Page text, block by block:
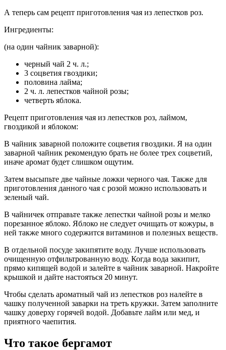
А теперь сам рецепт приготовления чая из лепестков роз.
Ингредиенты:
(на один чайник заварной):
черный чай 2 ч. л.;
3 соцветия гвоздики;
половина лайма;
2 ч. л. лепестков чайной розы;
четверть яблока.
Рецепт приготовления чая из лепестков роз, лаймом,
гвоздикой и яблоком:
В чайник заварной положите соцветия гвоздики. Я на один
заварной чайник рекомендую брать не более трех соцветий,
иначе аромат будет слишком ощутим.
Затем высыпьте две чайные ложки черного чая. Также для
приготовления данного чая с розой можно использовать и
зеленый чай.
В чайничек отправьте также лепестки чайной розы и мелко
порезанное яблоко. Яблоко не следует очищать от кожуры, в
ней также много содержится витаминов и полезных веществ.
В отдельной посуде закипятите воду. Лучше использовать
очищенную отфильтрованную воду. Когда вода закипит,
прямо кипящей водой и залейте в чайник заварной. Накройте
крышкой и дайте настояться 20 минут.
Чтобы сделать ароматный чай из лепестков роз налейте в
чашку полученной заварки на треть кружки. Затем заполните
чашку доверху горячей водой. Добавьте лайм или мед, и
приятного чаепития.
Что такое бергамот